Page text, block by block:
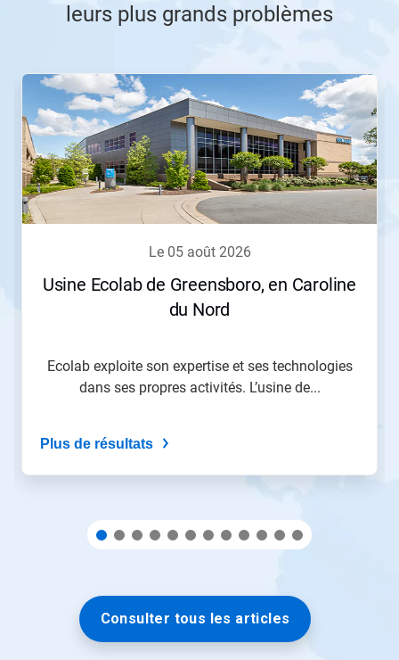
leurs plus grands problèmes
Ceci
carrousel.
Utilisez
les
boutons
Page
suivante
naviguer,
diapo
le 05 août 2026
Usine Ecolab de Greensboro, en Caroline
du Nord
Ecolab exploite son expertise et ses technologies
dans ses propres activités. L’usine de...
Plus de résultats
Consulter tous les articles